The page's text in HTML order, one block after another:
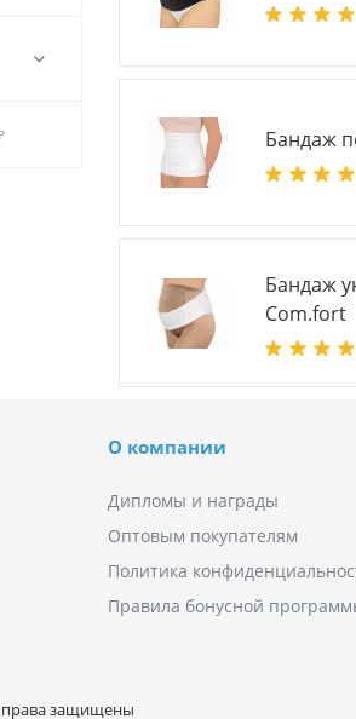
Бандаж
Бандаж
Com.fort
О компании
Дипломы и награды
Оптовым покупателям
Политика
Правила бонусной
защищены